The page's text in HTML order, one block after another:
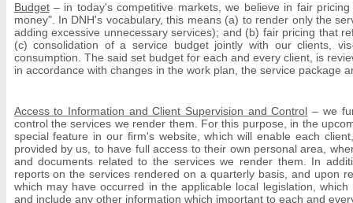
Budget– in today's competitive markets, we believe in fair
money". In DNH's vocabulary, this means (a) to render only the
adding excessive unnecessary services); and (b) fair pricing that
(c) consolidation of a service budget jointly with our clients,
consumption. The said set budget for each and every client, is
in accordance with changes in the work plan, the service package
Access to Information and Client Supervision and Control – we
control the services we render them. For this purpose, in the
special feature in our firm's website, which will enable each
provided by us, to have full access to their own personal area,
and documents related to the services we render them. In
reports on the services rendered on a quarterly basis, and upon
which may have occurred in the applicable local legislation,
and include any other information which important to each and